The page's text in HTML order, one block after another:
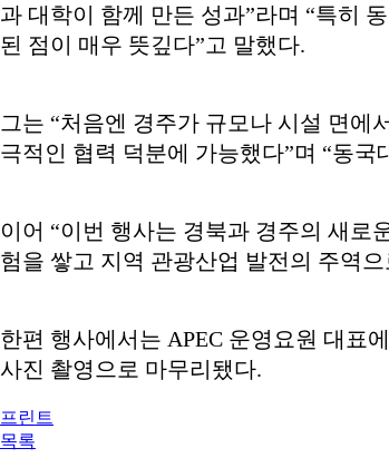
과 대학이 함께 만든 성과”라며 “특히
된 점이 매우 뜻깊다”고 말했다.
그는 “처음엔 경주가 규모나 시설 면에
극적인 협력 덕분에 가능했다”며 “동
이어 “이번 행사는 경북과 경주의 새로
험을 쌓고 지역 관광산업 발전의 주역
한편 행사에서는 APEC 운영요원 대표
사진 촬영으로 마무리됐다.
프린트
목록